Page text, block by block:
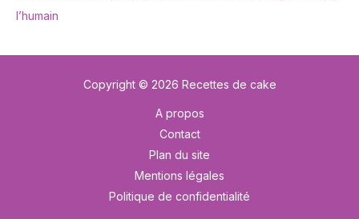
l’humain
Copyright © 2026 Recettes de cake
A propos
Contact
Plan du site
Mentions légales
Politique de confidentialité